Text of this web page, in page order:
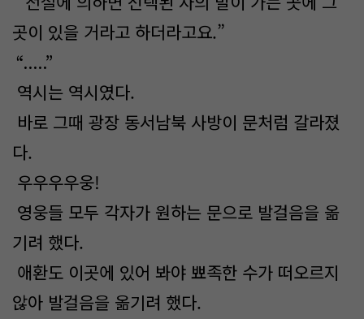
곳이 있을 거라고 하더라고요.”
“.....”
역시는 역시였다.
바로 그때 광장 동서남북 사방이 문처럼 갈라졌
다.
우우우우웅!
영웅들 모두 각자가 원하는 문으로 발걸음을 옮
기려 했다.
애환도 이곳에 있어 봐야 뾰족한 수가 떠오르지
않아 발걸음을 옮기려 했다.